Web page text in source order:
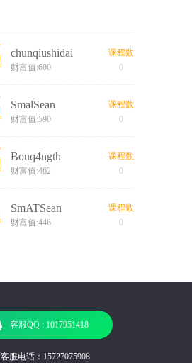
chunqiushidai
财富值:600
课程数
0
SmalSean
财富值:590
课程数
0
Bouq4ngth
财富值:462
课程数
0
SmATSean
财富值:446
课程数
0
客服QQ : 1017951418
客服电话：15727075908